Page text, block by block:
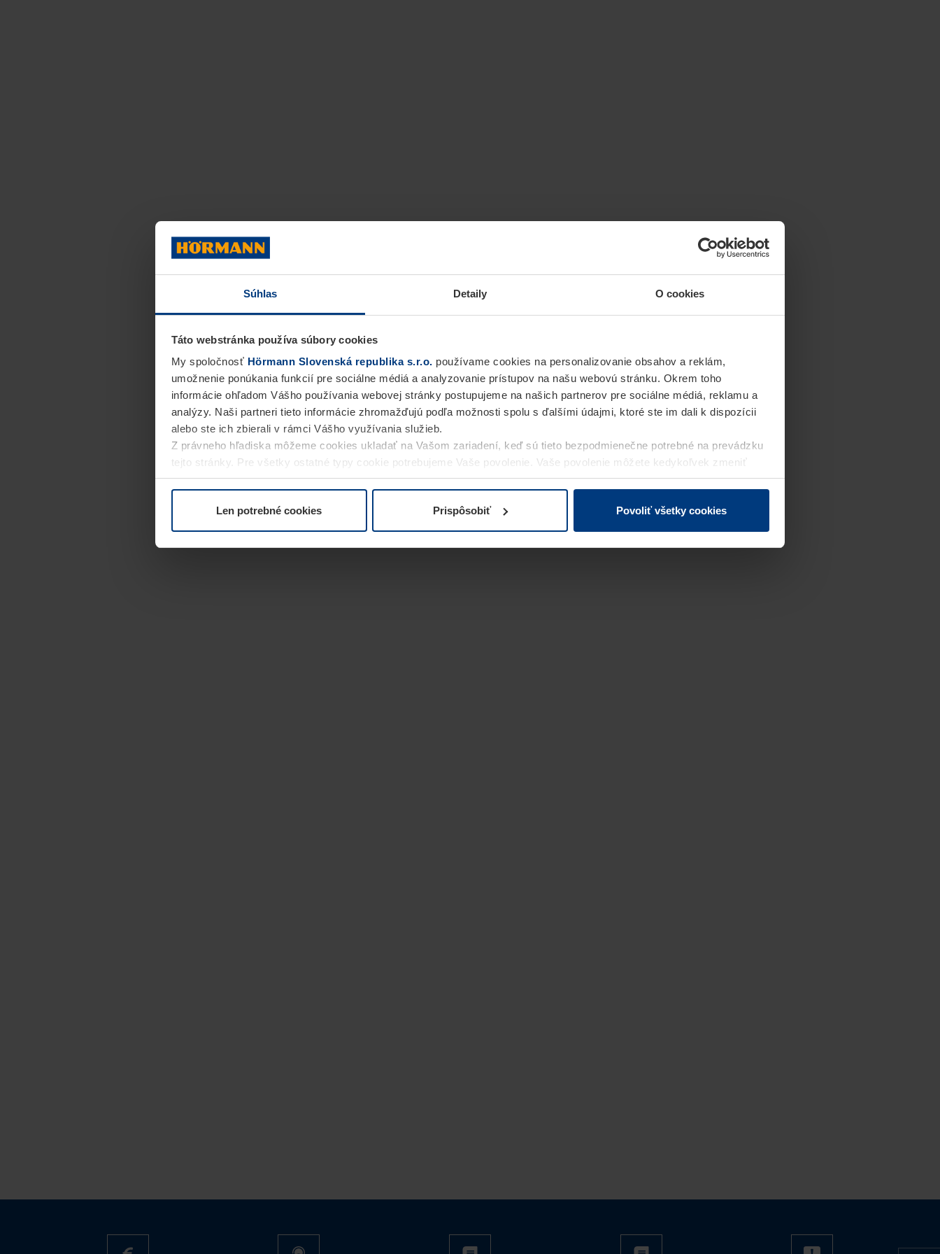
Súhlas Detaily O cookies
Táto webstránka používa súbory cookies
My spoločnosť Hörmann Slovenská republika s.r.o. používame cookies na personalizovanie obsahov a reklám,
umožnenie ponúkania funkcií pre sociálne médiá a analyzovanie prístupov na našu webovú stránku. Okrem toho
informácie ohľadom Vášho používania webovej stránky postupujeme na našich partnerov pre sociálne médiá, reklamu a
analýzy. Naši partneri tieto informácie zhromažďujú podľa možnosti spolu s ďalšími údajmi, ktoré ste im dali k dispozícii
alebo ste ich zbierali v rámci Vášho využívania služieb.
Z právneho hľadiska môžeme cookies ukladať na Vašom zariadení, keď sú tieto bezpodmienečne potrebné na prevádzku
tejto stránky. Pre všetky ostatné typy cookie potrebujeme Vaše povolenie. Vaše povolenie môžete kedykoľvek zmeniť
alebo odvolať vo vysvetlení cookie na stránkeVyhlásenie o ochrane osobných údajovnašej webovej stránky.
Len potrebné cookies Prispôsobiť Povoliť všetky cookies